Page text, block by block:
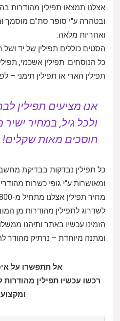
אצלנו תמצאו תפילין מהודרות
ובטהרה ע"י סופר סת"ם מוסמך
ואחריות מלאה.
הסטים כוללים תפילין של יד
כל הנוסחים: תפילין אשכנזי,
תפילין הארי או תפילין תימני –
אנו מציעים תפילין
ולכל גיל, במחיר
חוסכים מאות שקלים!
כל תפילין נבדקות בבדיקת
ומאושרות ע"י גופי כשרות
לשדרוג לתפילין מהודרות מן
הזמינו עכשיו באתר ותיהנו
ומתנה מיוחדת – נרתיק מהודר
אל תתפשרו על
רכשו עכשיו תפילין